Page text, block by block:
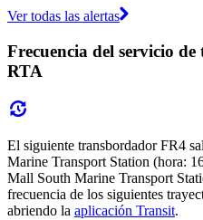
Ver todas las alertas
Frecuencia del servicio
RTA
El siguiente transbordador FR4
Marine Transport Station (hora:
Mall South Marine Transport
frecuencia de los siguientes
abriendo la aplicación Transit.